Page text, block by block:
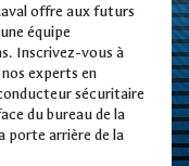
offre aux futurs
équipe
Inscrivez-vous à
experts en
sécuritaire
du bureau de la
porte arrière de la